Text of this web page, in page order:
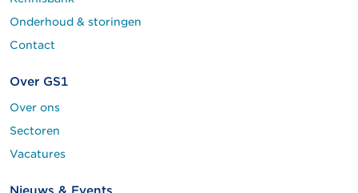
Onderhoud & storingen
Contact
Over GS1
Over ons
Sectoren
Vacatures